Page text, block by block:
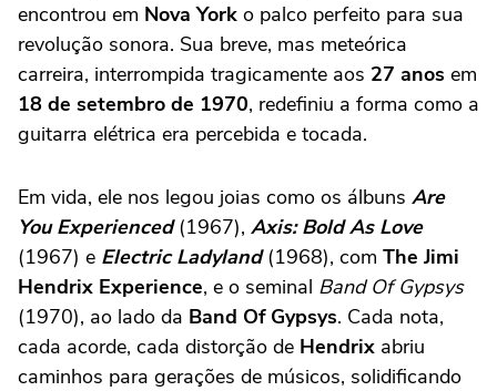
encontrou em Nova York o palco perfeito para sua
revolução sonora. Sua breve, mas meteórica
carreira, interrompida tragicamente aos 27 anos em
18 de setembro de 1970, redefiniu a forma como a
guitarra elétrica era percebida e tocada.
Em vida, ele nos legou joias como os álbuns Are
You Experienced (1967), Axis: Bold As Love
(1967) e Electric Ladyland(1968), com The Jimi
Hendrix Experience, e o seminal Band Of Gypsys
(1970), ao lado da Band Of Gypsys. Cada nota,
cada acorde, cada distorção de Hendrix abriu
caminhos para gerações de músicos, solidificando